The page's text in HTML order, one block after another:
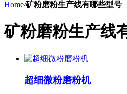
Home/矿粉磨粉生产线有哪些型号
矿粉磨粉生产线
超细微粉磨粉机